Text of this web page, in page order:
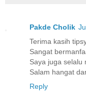
Pakde Cholik
Terima kasih
Sangat
Saya juga selalu
Salam hangat
Reply